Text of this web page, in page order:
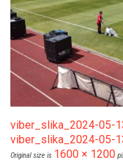
viber_slika_2024-05-
viber_slika_2024-05-
Original size is 1600 × 1200